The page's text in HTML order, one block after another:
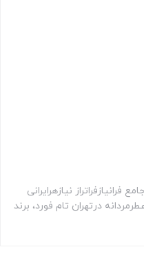
فرانیازفراتراز نیازهرایرانی
درتهران تام فورد، برند